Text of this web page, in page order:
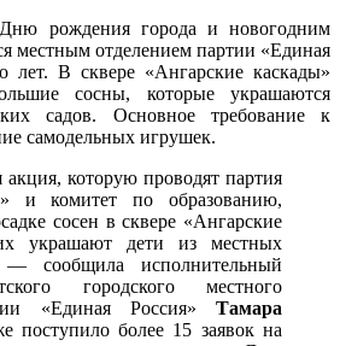
рождения города и новогодним
местным отделением партии «Единая
лет. В сквере «Ангарские каскады»
сосны, которые украшаются
садов. Основное требование к
самодельных игрушек.
которую проводят партия
и комитет по образованию,
сосен в сквере «Ангарские
украшают дети из местных
— сообщила исполнительный
городского местного
«Единая Россия» Тамара
более 15 заявок на